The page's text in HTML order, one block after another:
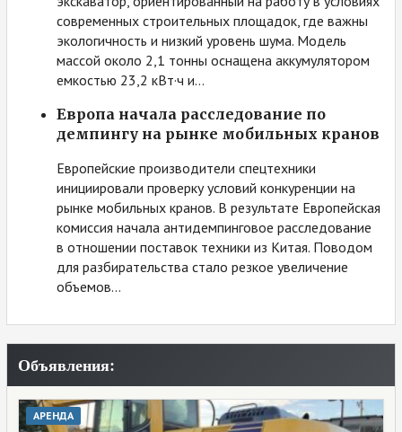
современных строительных площадок, где важны
экологичность и низкий уровень шума. Модель
массой около 2,1 тонны оснащена аккумулятором
емкостью 23,2 кВт·ч и…
Европа начала расследование по
демпингу на рынке мобильных кранов
Европейские производители спецтехники
инициировали проверку условий конкуренции на
рынке мобильных кранов. В результате Европейская
комиссия начала антидемпинговое расследование
в отношении поставок техники из Китая. Поводом
для разбирательства стало резкое увеличение
объемов…
Объявления:
АРЕНДА